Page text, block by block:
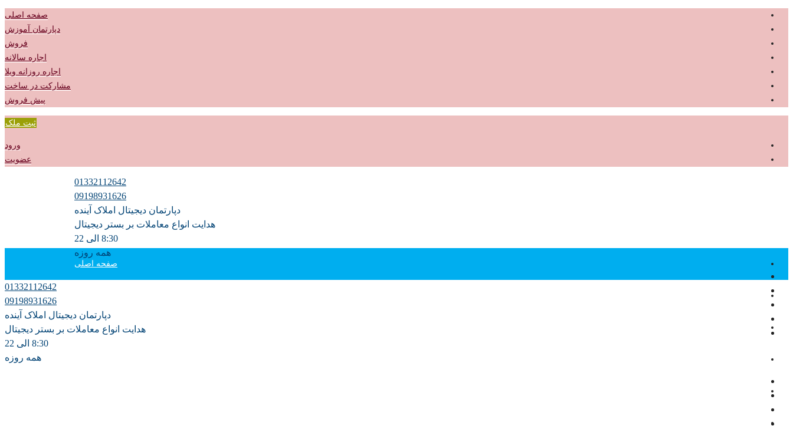
صفحه اصلی
دپارتمان آموزش
فروش
اجاره سالانه
اجاره روزانه ویلا
مشارکت در ساخت
پیش فروش
ثبت ملک
ورود
عضویت
01332112642
09198931626
دپارتمان دیجیتال املاک آینده
هدایت انواع معاملات بر بستر دیجیتال
8:30 الی 22
همه روزه
صفحه اصلی
فروش
01332112642
09198931626
دپارتمان دیجیتال املاک آینده
هدایت انواع معاملات بر بستر دیجیتال
8:30 الی 22
همه روزه